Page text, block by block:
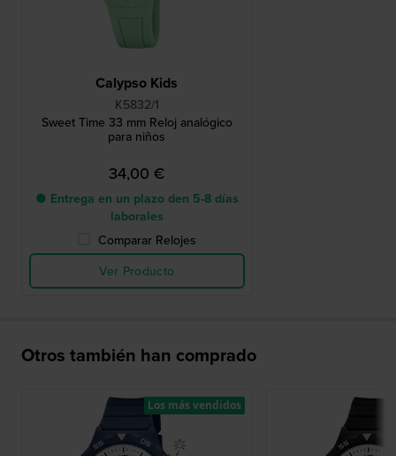
Calypso Kids
K5832/1
Sweet Time 33 mm Reloj analógico
para niños
34,00 €
● Entrega en un plazo den 5-8 días
laborales
Comparar Relojes
Ver Producto
Otros también han comprado
Los más vendidos